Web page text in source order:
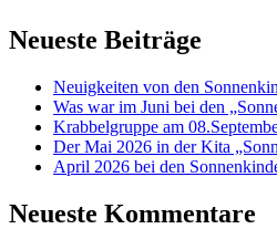
Neueste Beiträge
Neuigkeiten von den
Was war im Juni bei den
Krabbelgruppe am
Der Mai 2026 in der Kita
April 2026 bei den
Neueste Kommentare